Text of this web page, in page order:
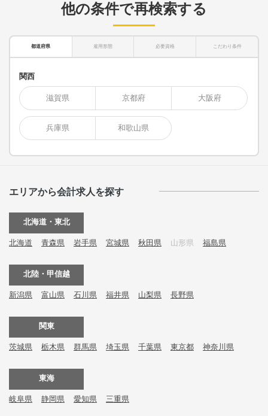
他の条件で再検索する
都道府県 雇用形態 必要資格 こだわり条件
関西
滋賀県 京都府 大阪府
兵庫県 和歌山県
エリアから会計求人を探す
北海道・東北
北海道 青森県 岩手県 宮城県 秋田県 山形県 福島県
北陸・甲信越
新潟県 富山県 石川県 福井県 山梨県 長野県
関東
茨城県 栃木県 群馬県 埼玉県 千葉県 東京都 神奈川県
東海
岐阜県 静岡県 愛知県 三重県